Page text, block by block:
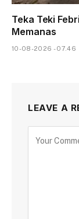
Teka Teki
Memanas
10-08-2026 - 07.46
LEAVE A